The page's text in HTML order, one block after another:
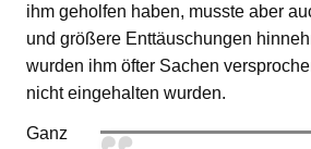
ihm geholfen haben, musste aber
und größere Enttäuschungen
wurden ihm öfter Sachen
nicht eingehalten wurden.
Ganz